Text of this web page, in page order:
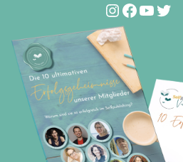
Instagram Facebook YouTube Twitter